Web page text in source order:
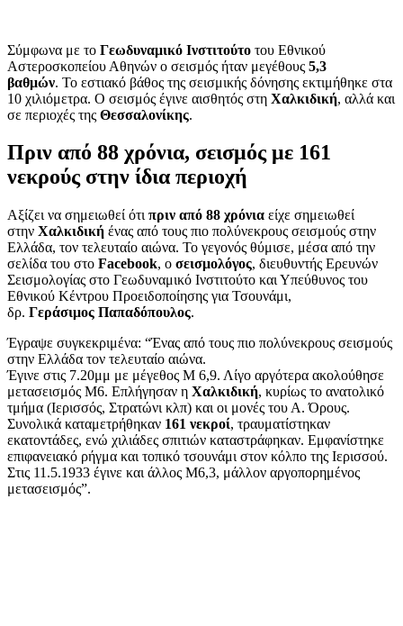
Σύμφωνα με το Γεωδυναμικό Ινστιτούτο του Εθνικού
Αστεροσκοπείου Αθηνών ο σεισμός ήταν μεγέθους 5,3
βαθμών. Το εστιακό βάθος της σεισμικής δόνησης εκτιμήθηκε στα
10 χιλιόμετρα. Ο σεισμός έγινε αισθητός στη Χαλκιδική, αλλά και
σε περιοχές της Θεσσαλονίκης.
Πριν από 88 χρόνια, σεισμός με 161
νεκρούς στην ίδια περιοχή
Αξίζει να σημειωθεί ότι πριν από 88 χρόνια είχε σημειωθεί
στην Χαλκιδική ένας από τους πιο πολύνεκρους σεισμούς στην
Ελλάδα, τον τελευταίο αιώνα. Το γεγονός θύμισε, μέσα από την
σελίδα του στο Facebook, ο σεισμολόγος, διευθυντής Ερευνών
Σεισμολογίας στο Γεωδυναμικό Ινστιτούτο και Υπεύθυνος του
Εθνικού Κέντρου Προειδοποίησης για Τσουνάμι,
δρ. Γεράσιμος Παπαδόπουλος.
Έγραψε συγκεκριμένα: “Ένας από τους πιο πολύνεκρους σεισμούς
στην Ελλάδα τον τελευταίο αιώνα.
Έγινε στις 7.20μμ με μέγεθος Μ 6,9. Λίγο αργότερα ακολούθησε
μετασεισμός Μ6. Επλήγησαν η Χαλκιδική, κυρίως το ανατολικό
τμήμα (Ιερισσός, Στρατώνι κλπ) και οι μονές του Α. Όρους.
Συνολικά καταμετρήθηκαν 161 νεκροί, τραυματίστηκαν
εκατοντάδες, ενώ χιλιάδες σπιτιών καταστράφηκαν. Εμφανίστηκε
επιφανειακό ρήγμα και τοπικό τσουνάμι στον κόλπο της Ιερισσού.
Στις 11.5.1933 έγινε και άλλος Μ6,3, μάλλον αργοπορημένος
μετασεισμός”.